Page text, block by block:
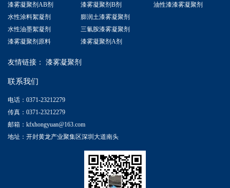
漆雾凝聚剂AB剂
水性涂料絮凝剂
水性油墨絮凝剂
漆雾凝聚剂原料
漆雾凝聚剂B剂
膨润土漆雾凝聚剂
三氰胺漆雾凝聚剂
漆雾凝聚剂A剂
油性漆漆雾凝聚剂
友情链接： 漆雾凝聚剂
联系我们
电话：0371-23212279
传真：0371-23212279
邮箱：kfxhongyuan@163.com
地址：开封黄龙产业聚集区深圳大道南头